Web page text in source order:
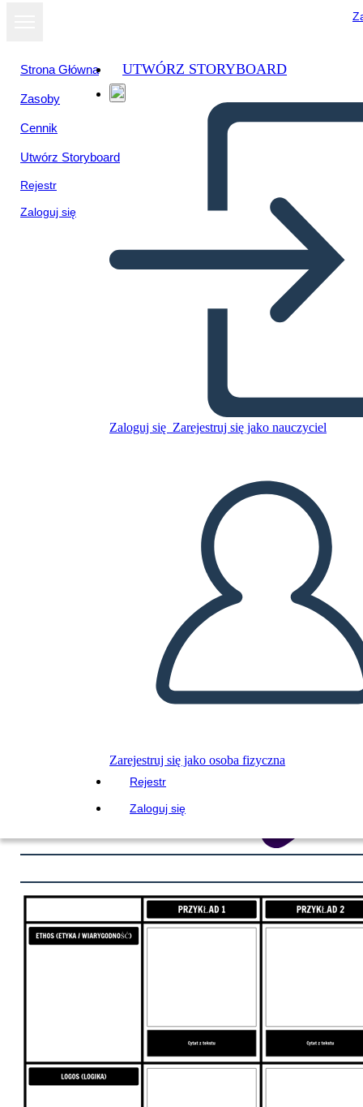
Strona Główna
Zasoby
Cennik
Utwórz Storyboard
Rejestr
Zaloguj się
UTWÓRZ STORYBOARD
Zaloguj się Zarejestruj się jako nauczyciel
Zarejestruj się jako osoba fizyczna
Rejestr
Zaloguj się
Skopiuj tę scenorys
ODTWARZANIE POKAZU SLAJDÓW
PRZECZYTAJ MI
Wyświetl jako
pokaz slajdów